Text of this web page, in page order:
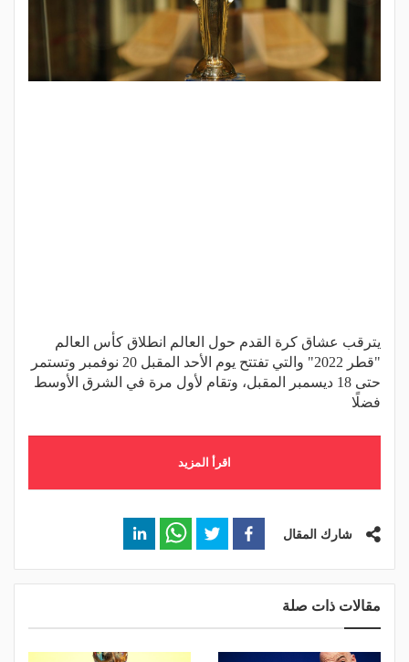
يترقب عشاق كرة القدم حول العالم انطلاق كأس العالم
"قطر 2022" والتي تفتتح يوم الأحد المقبل 20 نوفمبر وتستمر
حتى 18 ديسمبر المقبل، وتقام لأول مرة في الشرق الأوسط
فضلًا
اقرأ المزيد
شارك المقال
مقالات ذات صلة